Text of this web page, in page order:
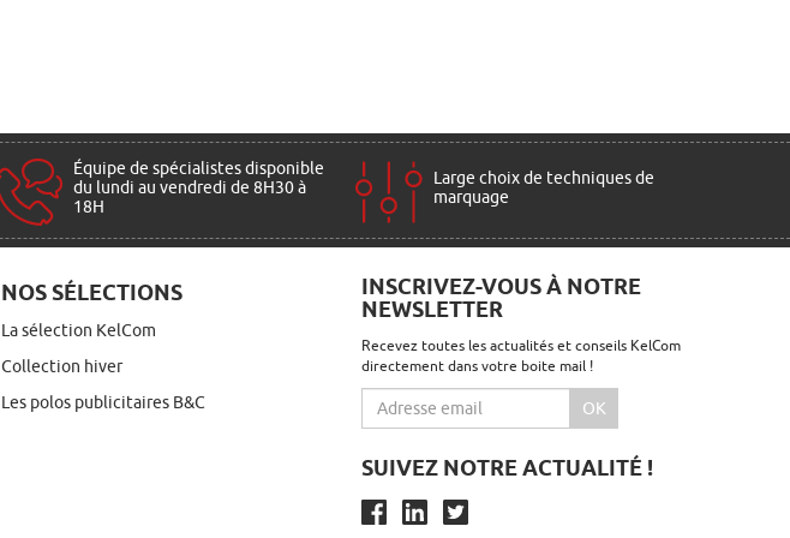
Équipe de spécialistes disponible
du lundi au vendredi de 8H30 à
18H
Large choix de techniques de
marquage
NOS SÉLECTIONS
La sélection KelCom
Collection hiver
Les polos publicitaires B&C
INSCRIVEZ-VOUS À NOTRE
NEWSLETTER
Recevez toutes les actualités et conseils KelCom
directement dans votre boite mail !
OK
SUIVEZ NOTRE ACTUALITÉ !